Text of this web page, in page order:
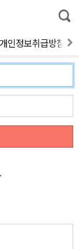
통
합
색
개인정보취급방침